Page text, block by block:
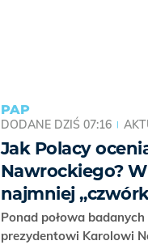
PAP
DODANE DZIŚ 07:16
Jak Polacy
Nawrockiego?
najmniej
Ponad połowa
prezydentowi Karolowi